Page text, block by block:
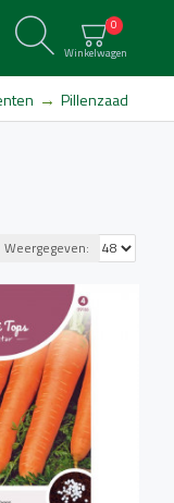
Winkelwagen
0
Pillenzaad
Weergegeven: